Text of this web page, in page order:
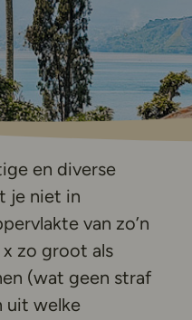
en diverse
je niet in
van zo’n
zo groot als
(wat geen straf
uit welke